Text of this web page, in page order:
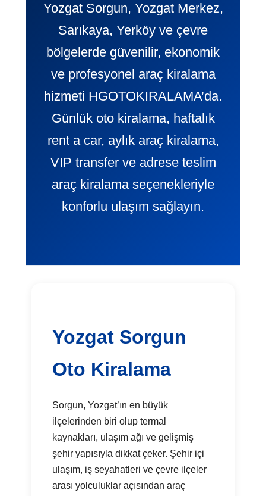
Yozgat Sorgun, Yozgat Merkez,
Sarıkaya, Yerköy ve çevre
bölgelerde güvenilir, ekonomik
ve profesyonel araç kiralama
hizmeti HGOTOKIRALAMA’da.
Günlük oto kiralama, haftalık
rent a car, aylık araç kiralama,
VIP transfer ve adrese teslim
araç kiralama seçenekleriyle
konforlu ulaşım sağlayın.
Yozgat Sorgun
Oto Kiralama
Sorgun, Yozgat’ın en büyük
ilçelerinden biri olup termal
kaynakları, ulaşım ağı ve gelişmiş
şehir yapısıyla dikkat çeker. Şehir içi
ulaşım, iş seyahatleri ve çevre ilçeler
arası yolculuklar açısından araç